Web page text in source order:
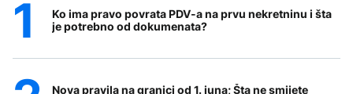
Ko ima pravo povrata PDV-a na prvu nekretninu i šta
je potrebno od dokumenata?
Nova pravila na granici od 1. juna; Šta ne smijete